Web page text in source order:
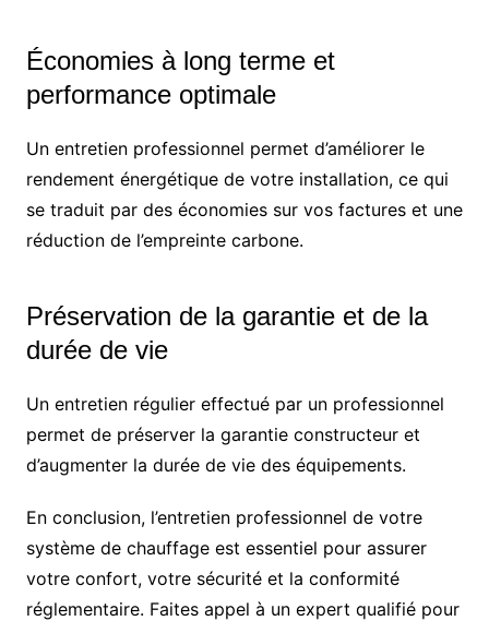
Économies à long terme et
performance optimale
Un entretien professionnel permet d’améliorer le
rendement énergétique de votre installation, ce qui
se traduit par des économies sur vos factures et une
réduction de l’empreinte carbone.
Préservation de la garantie et de la
durée de vie
Un entretien régulier effectué par un professionnel
permet de préserver la garantie constructeur et
d’augmenter la durée de vie des équipements.
En conclusion, l’entretien professionnel de votre
système de chauffage est essentiel pour assurer
votre confort, votre sécurité et la conformité
réglementaire. Faites appel à un expert qualifié pour